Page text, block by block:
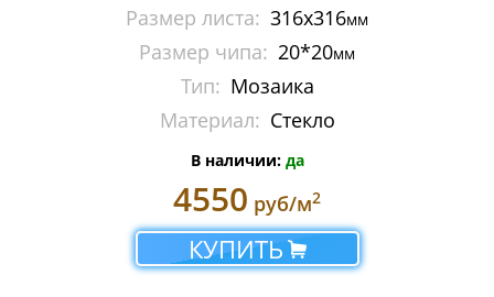
Мозаика Mir Mosaic
Мозаика NSmosaic
Мозаика Orro Mosaic
Мозаика Rose Mosaic
Мозаика Sekitei
Мозаика Starmosaic
Размер листа: 316х316мм
Размер чипа: 20*20мм
Тип: Мозаика
Материал: Стекло
В наличии: да
4550 руб/м2
КУПИТЬ